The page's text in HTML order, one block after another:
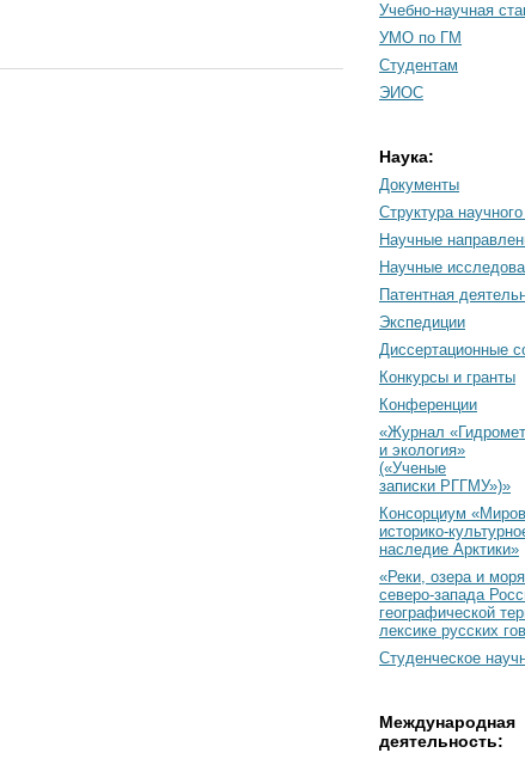
Учебно-научная
УМО по ГМ
Студентам
ЭИОС
Наука:
Документы
Cтруктура
Научные
Научные
Патентная
Экспедиции
Диссертационные
Конкурсы и гранты
Конференции
«Журнал
и экология»
(«Ученые
записки РГГМУ»)»
Консорциум
историко-
наследие Арктики»
«Реки, озера и моря
северо-запада
географической
лексике русских
Студенческое
Международная
деятельность: